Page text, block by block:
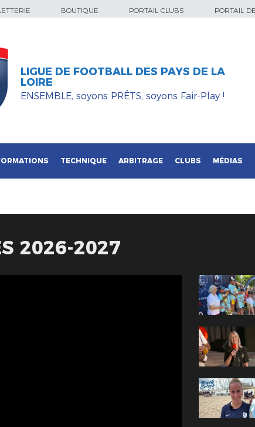
BOUTIQUE PORTAIL CLUBS PORTAIL
LIGUE DE FOOTBALL DES PAYS DE LA
LOIRE
ENSEMBLE, soyons PRÊTS, soyons Fair-Play !
TECHNIQUE ARBITRAGE CLUBS MÉDIAS
2026-2027